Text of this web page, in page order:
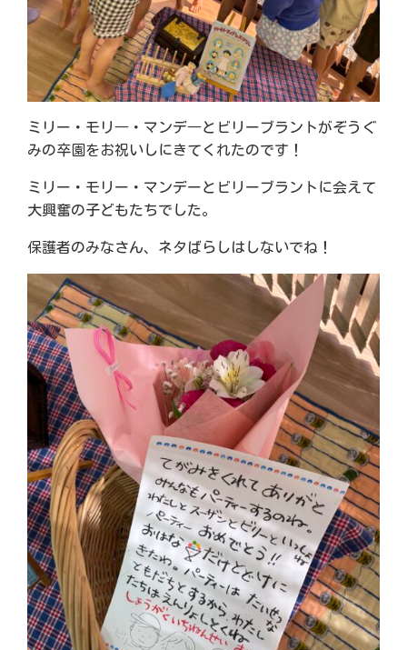
ミリー・モリ―・マンデ―とビリーブラントがぞうぐ
みの卒園をお祝いしにきてくれたのです！
ミリー・モリー・マンデーとビリーブラントに会えて
大興奮の子どもたちでした。
保護者のみなさん、ネタばらしはしないでね！